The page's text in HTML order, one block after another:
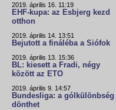
2019. április 16. 11:19
EHF-kupa: az Esbjerg kezd
otthon
2019. április 14. 13:51
Bejutott a fináléba a Siófok
2019. április 13. 15:36
BL: kiesett a Fradi, négy
között az ETO
2019. április 9. 14:57
Bundesliga: a gólkülönbség
dönthet